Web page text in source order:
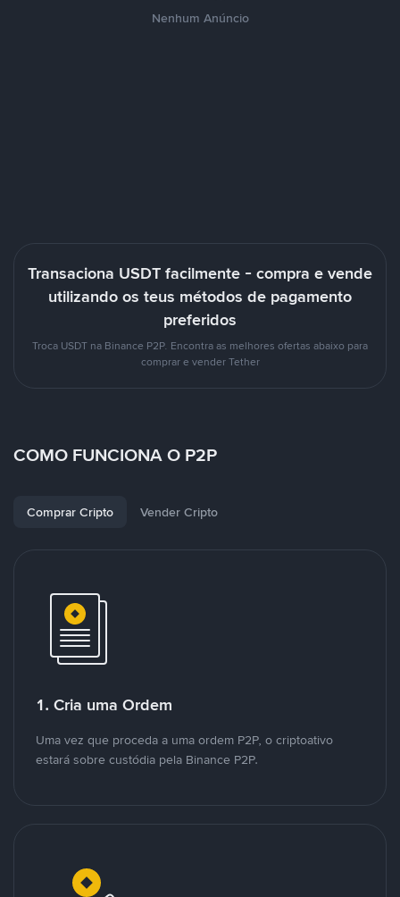
Nenhum Anúncio
Transaciona USDT facilmente - compra e vende
utilizando os teus métodos de pagamento
preferidos
Troca USDT na Binance P2P. Encontra as melhores ofertas abaixo para
comprar e vender Tether
COMO FUNCIONA O P2P
Comprar Cripto Vender Cripto
1. Cria uma Ordem
Uma vez que proceda a uma ordem P2P, o criptoativo
estará sobre custódia pela Binance P2P.